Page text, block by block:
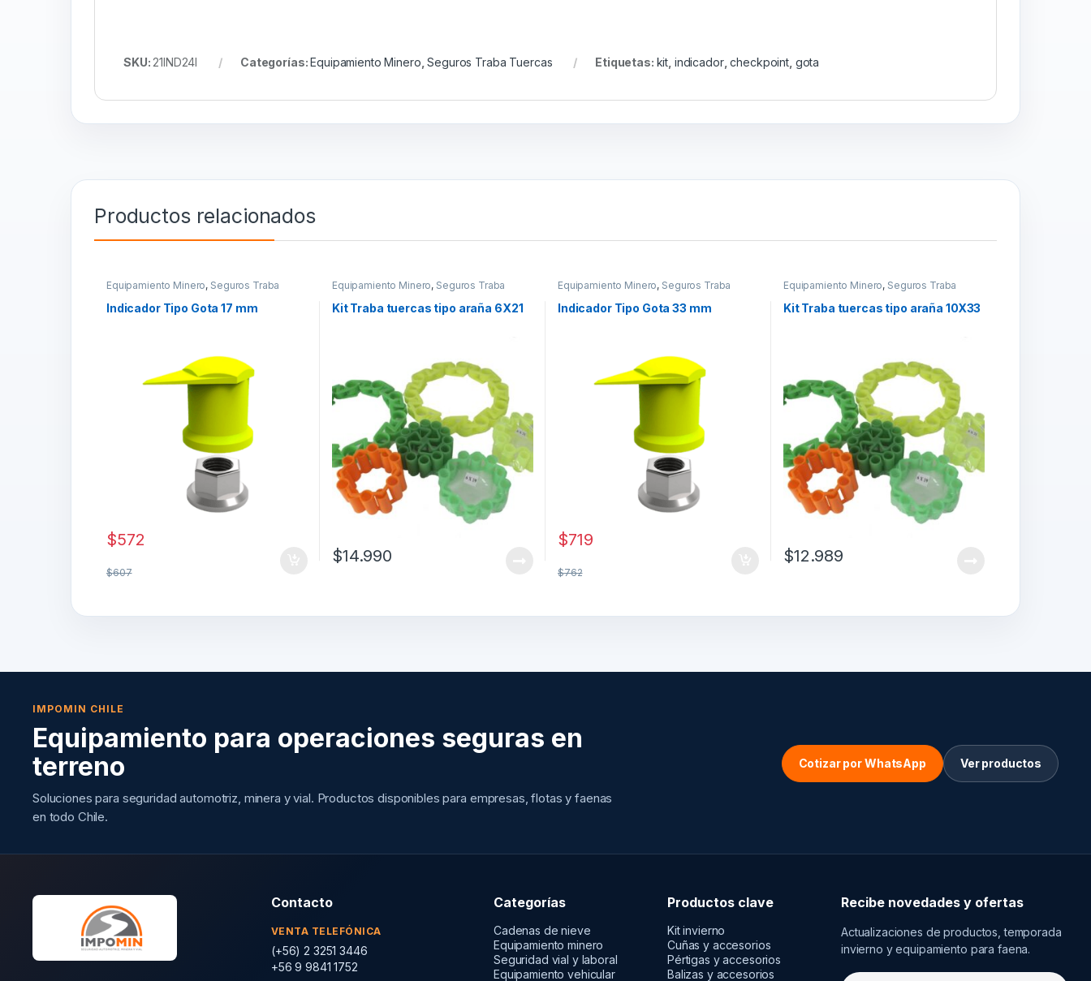
SKU: 21IND24I Categorías:Equipamiento Minero ,Seguros Traba Tuercas Etiquetas: kit indicador,checkpoint gota
Productos relacionados
Equipamiento Minero, Seguros Traba
Tuercas
Indicador Tipo Gota 17 mm
$572
$607
Equipamiento Minero, Seguros Traba
Tuercas
Kit Traba tuercas tipo araña 6X21
$14.990
Equipamiento Minero, Seguros Traba
Tuercas
Indicador Tipo Gota 33 mm
$719
$762
Equipamiento Minero, Seguros Traba
Tuercas
Kit Traba tuercas tipo araña 10X33
$12.989
IMPOMIN CHILE
Equipamiento para operaciones seguras en
terreno
Soluciones para seguridad automotriz, minera y vial. Productos disponibles para empresas, flotas y faenas
en todo Chile.
Cotizar por WhatsApp Ver productos
Contacto
VENTA TELEFÓNICA
(+56) 2 3251 3446
+56 9 9841 1752
Categorías
Cadenas de nieve
Equipamiento minero
Seguridad vial y laboral
Equipamiento vehicular
Productos clave
Kit invierno
Cuñas y accesorios
Pértigas y accesorios
Balizas y accesorios
Recibe novedades y ofertas
Actualizaciones de productos, temporada
invierno y equipamiento para faena.